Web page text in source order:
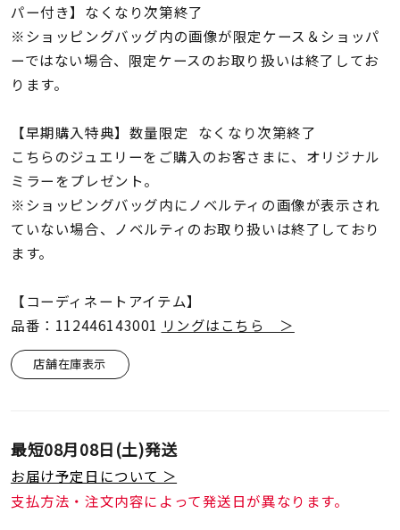
在庫 在庫ありのみ すべて表示
パー付き】なくなり次第終了
※ショッピングバッグ内の画像が限定ケース＆ショッパ
ーではない場合、限定ケースのお取り扱いは終了してお
ります。
【早期購入特典】数量限定 なくなり次第終了
こちらのジュエリーをご購入のお客さまに、オリジナル
ミラーをプレゼント。
※ショッピングバッグ内にノベルティの画像が表示され
ていない場合、ノベルティのお取り扱いは終了しており
ます。
【コーディネートアイテム】
品番：112446143001 リングはこちら ＞
店舗在庫表示
最短08月08日(土)発送
お届け予定日について ＞
支払方法・注文内容によって発送日が異なります。